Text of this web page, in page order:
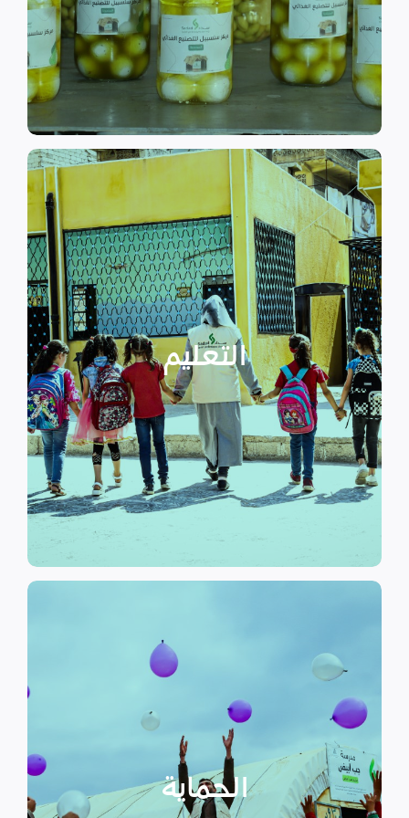
الى الاهتمام بالمشاريع التنموية.
اقرأ المزيد
التعليم
التعليم
نهدف إلى توفير مناهج التعليم غير
الرسمي وبرامج التوعية التي
تستهدف الناشئين والأطفال مما
يساهم في تعزيز السلام و دعم
الأطفال المنقطعين عن العملية
التعليمية أو المتأخرين عن المراحل
الدراسية بسبب الصراع القائم.
اقرأ المزيد
الحماية
الحماية
الأسر المهمشة والتي ترأسها إناث
عبر تعزيز المساعدة الإنسانية التي
تراعي الأمور الخاصة بالنوع
الاجتماعي “الجنساني” مع التركيز